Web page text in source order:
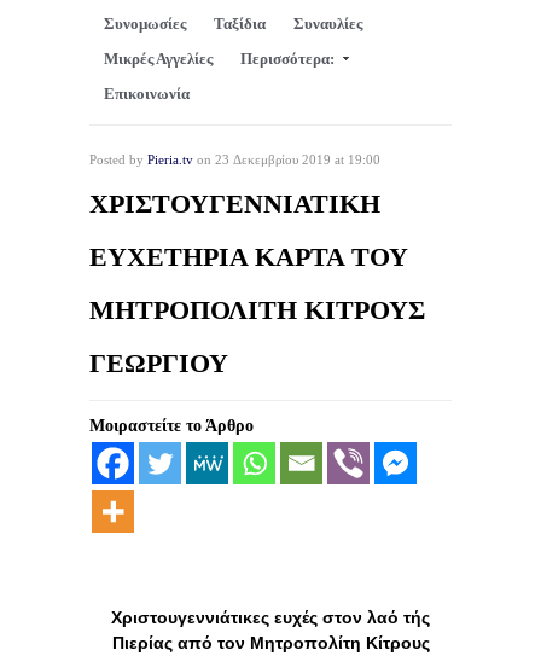
Συνομωσίες
Ταξίδια
Συναυλίες
Μικρές Αγγελίες
Περισσότερα:
Επικοινωνία
Posted by Pieria.tv on 23 Δεκεμβρίου 2019 at 19:00
ΧΡΙΣΤΟΥΓΕΝΝΙΑΤΙΚΗ
ΕΥΧΕΤΗΡΙΑ ΚΑΡΤΑ ΤΟΥ
ΜΗΤΡΟΠΟΛΙΤΗ ΚΙΤΡΟΥΣ
ΓΕΩΡΓΙΟΥ
Μοιραστείτε το Άρθρο
Χριστουγεννιάτικες ευχές στον λαό τής
Πιερίας από τον Μητροπολίτη Κίτρους